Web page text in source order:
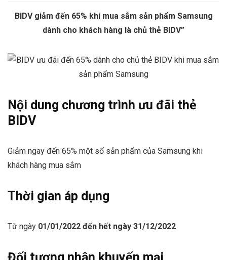
BIDV giảm đến 65% khi mua sắm sản phẩm Samsung
dành cho khách hàng là chủ thẻ BIDV”
Nội dung chương trình ưu đãi thẻ
BIDV
Giảm ngay đến 65% một số sản phẩm của Samsung khi
khách hàng mua sắm
Thời gian áp dụng
Từ ngày 01/01/2022 đến hết ngày 31/12/2022